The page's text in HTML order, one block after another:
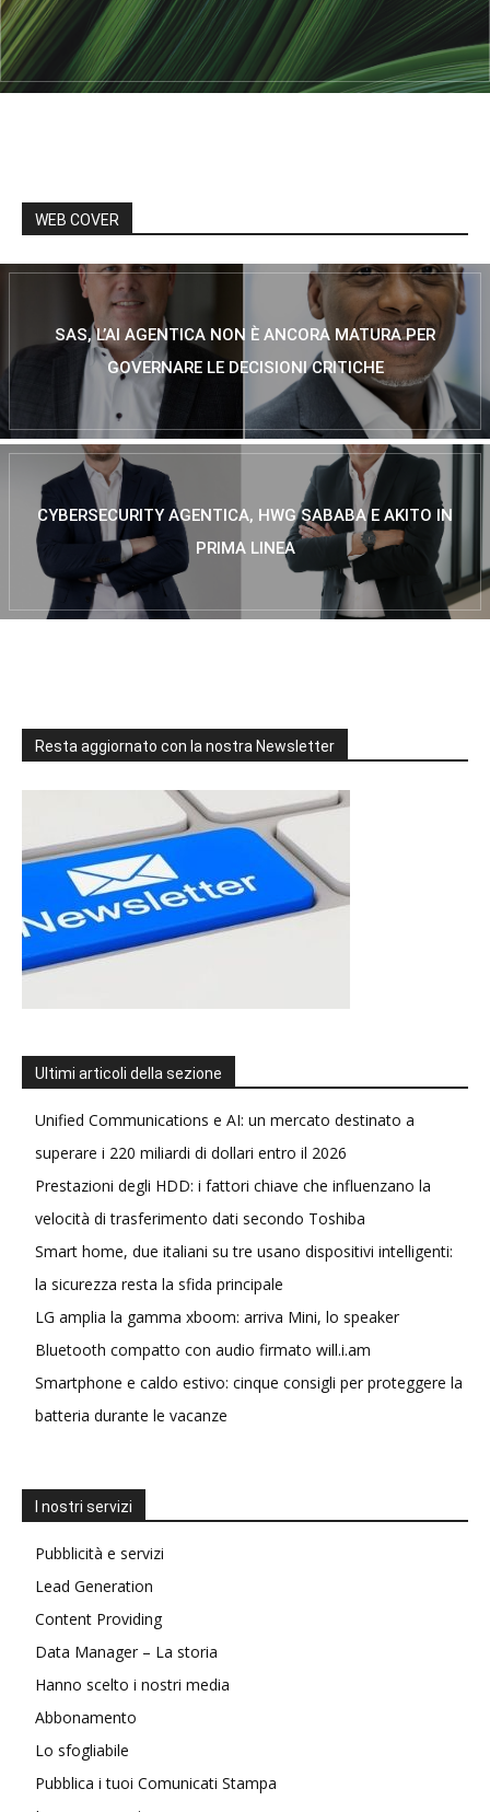
WEB COVER
SAS, L’AI AGENTICA NON È ANCORA MATURA PER
GOVERNARE LE DECISIONI CRITICHE
CYBERSECURITY AGENTICA, HWG SABABA E AKITO IN
PRIMA LINEA
Resta aggiornato con la nostra Newsletter
Ultimi articoli della sezione
Unified Communications e AI: un mercato destinato a
superare i 220 miliardi di dollari entro il 2026
Prestazioni degli HDD: i fattori chiave che influenzano la
velocità di trasferimento dati secondo Toshiba
Smart home, due italiani su tre usano dispositivi intelligenti:
la sicurezza resta la sfida principale
LG amplia la gamma xboom: arriva Mini, lo speaker
Bluetooth compatto con audio firmato will.i.am
Smartphone e caldo estivo: cinque consigli per proteggere la
batteria durante le vacanze
I nostri servizi
Pubblicità e servizi
Lead Generation
Content Providing
Data Manager – La storia
Hanno scelto i nostri media
Abbonamento
Lo sfogliabile
Pubblica i tuoi Comunicati Stampa